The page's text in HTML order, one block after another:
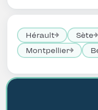
Hérault Sète
Montpellier